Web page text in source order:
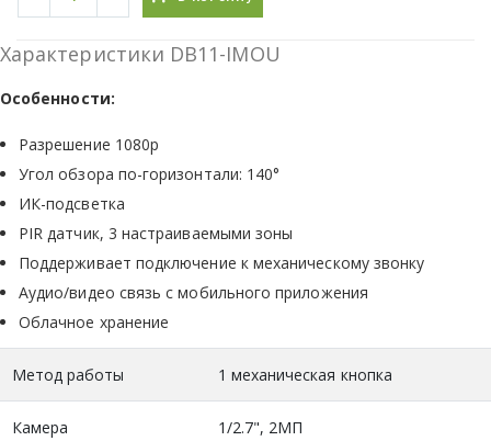
Характеристики DB11-IMOU
Особенности:
Разрешение 1080p
Угол обзора по-горизонтали: 140°
ИК-подсветка
PIR датчик, 3 настраиваемыми зоны
Поддерживает подключение к механическому звонку
Аудио/видео связь с мобильного приложения
Облачное хранение
Метод работы 1 механическая кнопка
Камера 1/2.7", 2МП